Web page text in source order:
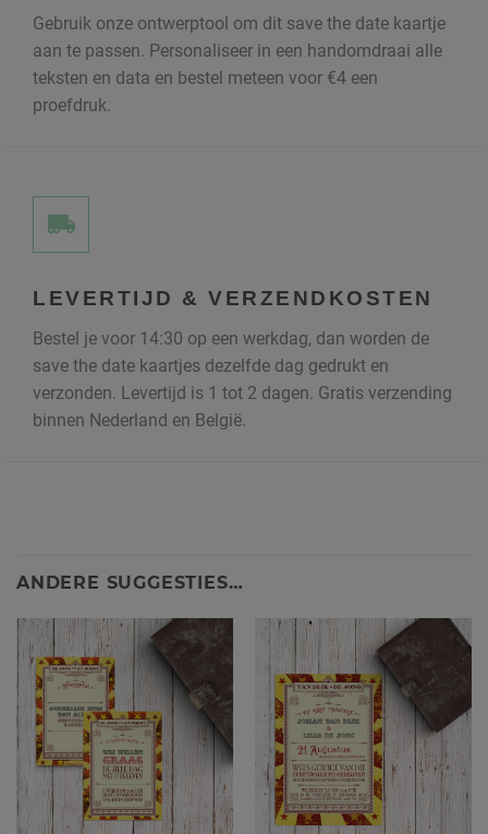
Gebruik onze ontwerptool om dit save the date kaartje
aan te passen. Personaliseer in een handomdraai alle
teksten en data en bestel meteen voor €4 een
proefdruk.
LEVERTIJD & VERZENDKOSTEN
Bestel je voor 14:30 op een werkdag, dan worden de
save the date kaartjes dezelfde dag gedrukt en
verzonden. Levertijd is 1 tot 2 dagen. Gratis verzending
binnen Nederland en België.
ANDERE SUGGESTIES…